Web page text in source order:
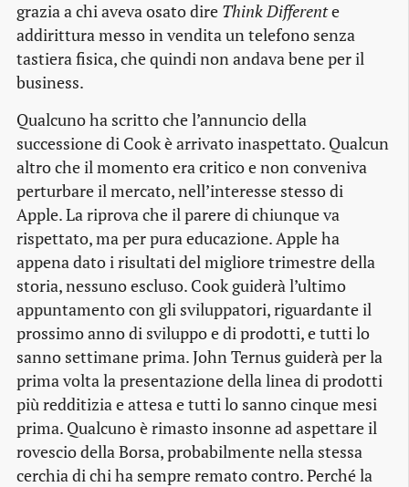
grazia a chi aveva osato dire Think Differente
addirittura messo in vendita un telefono senza
tastiera fisica, che quindi non andava bene per il
business.
Qualcuno ha scritto che l’annuncio della
successione di Cook è arrivato inaspettato. Qualcun
altro che il momento era critico e non conveniva
perturbare il mercato, nell’interesse stesso di
Apple. La riprova che il parere di chiunque va
rispettato, ma per pura educazione. Apple ha
appena dato i risultati del migliore trimestre della
storia, nessuno escluso. Cook guiderà l’ultimo
appuntamento con gli sviluppatori, riguardante il
prossimo anno di sviluppo e di prodotti, e tutti lo
sanno settimane prima. John Ternus guiderà per la
prima volta la presentazione della linea di prodotti
più redditizia e attesa e tutti lo sanno cinque mesi
prima. Qualcuno è rimasto insonne ad aspettare il
rovescio della Borsa, probabilmente nella stessa
cerchia di chi ha sempre remato contro. Perché la